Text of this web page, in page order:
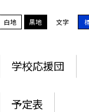
白地 黒地 文字
学校応援団
予定表